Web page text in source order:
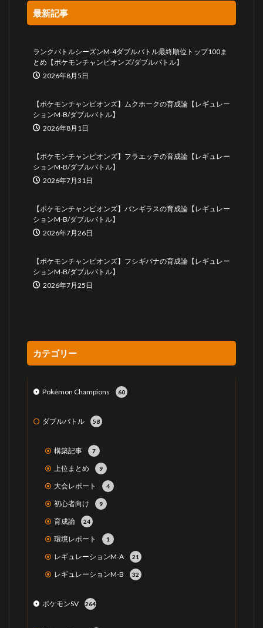
最新記事
ランクバトルシーズンM-4ダブルバトル最終順位トップ100ま
とめ【ポケモンチャンピオンズ/ダブルバトル】
2026年8月5日
【ポケモンチャンピオンズ】ムクホークの育成論【レギュレー
ションM-B/ダブルバトル】
2026年8月1日
【ポケモンチャンピオンズ】フラエッテの育成論【レギュレー
ションM-B/ダブルバトル】
2026年7月31日
【ポケモンチャンピオンズ】バンギラスの育成論【レギュレー
ションM-B/ダブルバトル】
2026年7月26日
【ポケモンチャンピオンズ】フシギバナの育成論【レギュレー
ションM-B/ダブルバトル】
2026年7月25日
カテゴリー
Pokémon Champions 60
ダブルバトル 58
構築記事 7
上位まとめ 9
大会レポート 4
初心者向け 9
育成論 24
環境レポート 1
レギュレーションM-A 21
レギュレーションM-B 32
ポケモンSV 264